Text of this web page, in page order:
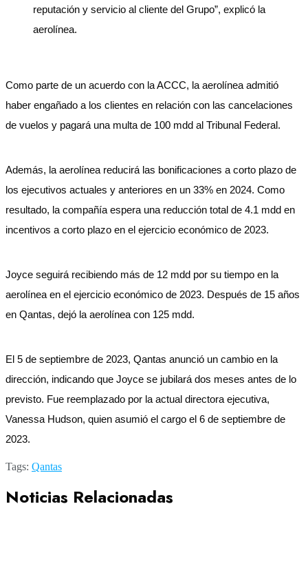
reputación y servicio al cliente del Grupo”, explicó la
aerolínea.
Como parte de un acuerdo con la ACCC, la aerolínea admitió
haber engañado a los clientes en relación con las cancelaciones
de vuelos y pagará una multa de 100 mdd al Tribunal Federal.
Además, la aerolínea reducirá las bonificaciones a corto plazo de
los ejecutivos actuales y anteriores en un 33% en 2024. Como
resultado, la compañía espera una reducción total de 4.1 mdd en
incentivos a corto plazo en el ejercicio económico de 2023.
Joyce seguirá recibiendo más de 12 mdd por su tiempo en la
aerolínea en el ejercicio económico de 2023. Después de 15 años
en Qantas, dejó la aerolínea con 125 mdd.
El 5 de septiembre de 2023, Qantas anunció un cambio en la
dirección, indicando que Joyce se jubilará dos meses antes de lo
previsto. Fue reemplazado por la actual directora ejecutiva,
Vanessa Hudson, quien asumió el cargo el 6 de septiembre de
2023.
Tags: Qantas
Noticias Relacionadas